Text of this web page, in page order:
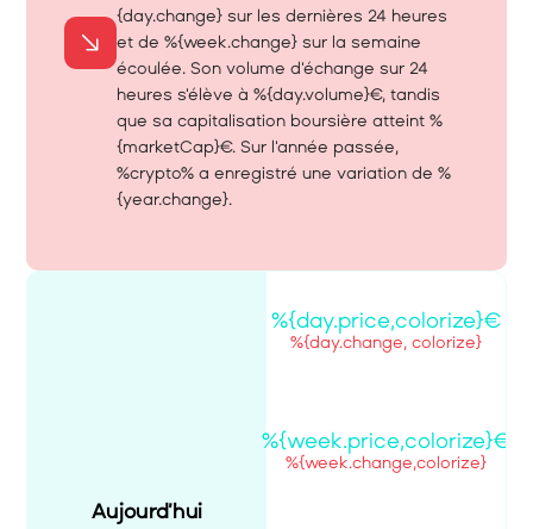
{day.change} sur les dernières 24 heures
et de %{week.change} sur la semaine
écoulée. Son volume d'échange sur 24
heures s'élève à %{day.volume}€, tandis
que sa capitalisation boursière atteint %
{marketCap}€. Sur l'année passée,
%crypto% a enregistré une variation de %
{year.change}.
Aujourd’hui
%{day.price,colorize}€
%{day.change, colorize}
%{week.price,colorize}€
%{week.change,colorize}